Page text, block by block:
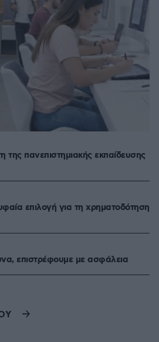
της πανεπιστημιακής εκπαίδευσης
επιλογή για τη χρηματοδότηση
επιστρέφουμε με ασφάλεια